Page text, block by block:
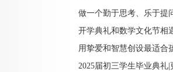
做一个勤于思考、乐于提
开学典礼和数学文化节相
用挚爱和智慧创设最适合
2025届初三学生毕业典礼